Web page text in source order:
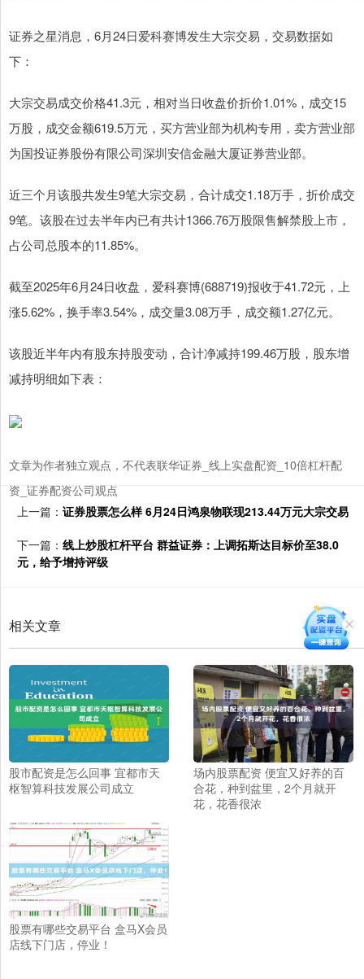
证券之星消息，6月24日爱科赛博发生大宗交易，交易数据如
下：
大宗交易成交价格41.3元，相对当日收盘价折价1.01%，成交15
万股，成交金额619.5万元，买方营业部为机构专用，卖方营业部
为国投证券股份有限公司深圳安信金融大厦证券营业部。
近三个月该股共发生9笔大宗交易，合计成交1.18万手，折价成交
9笔。该股在过去半年内已有共计1366.76万股限售解禁股上市，
占公司总股本的11.85%。
截至2025年6月24日收盘，爱科赛博(688719)报收于41.72元，上
涨5.62%，换手率3.54%，成交量3.08万手，成交额1.27亿元。
该股近半年内有股东持股变动，合计净减持199.46万股，股东增
减持明细如下表：
文章为作者独立观点，不代表联华证券_线上实盘配资_10倍杠杆配
资_证券配资公司观点
上一篇： 证券股票怎么样 6月24日鸿泉物联现213.44万元大宗交易
下一篇： 线上炒股杠杆平台 群益证券：上调拓斯达目标价至38.0
元，给予增持评级
相关文章
股市配资是怎么回事 宜都市天
枢智算科技发展公司成立
场内股票配资 便宜又好养的百
合花，种到盆里，2个月就开
花，花香很浓
股票有哪些交易平台 盒马X会员
店线下门店，停业！